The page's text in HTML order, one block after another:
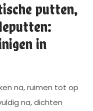
putten,
in
na, ruimen tot op
na, dichten